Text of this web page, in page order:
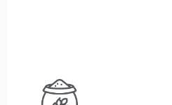
り扱い時間を短縮することは
では重要であり、健全な利益